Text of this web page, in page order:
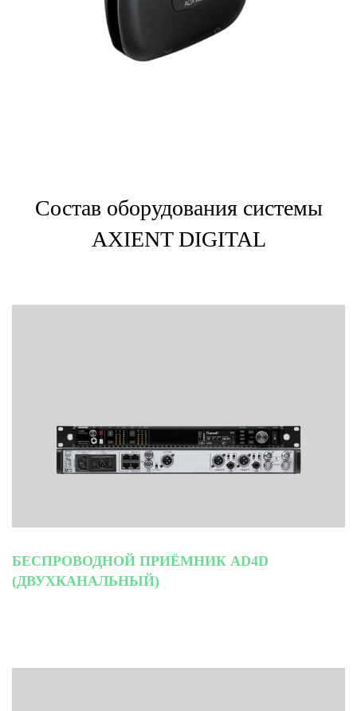
Состав оборудования системы
AXIENT DIGITAL
БЕСПРОВОДНОЙ ПРИЁМНИК AD4D
(ДВУХКАНАЛЬНЫЙ)